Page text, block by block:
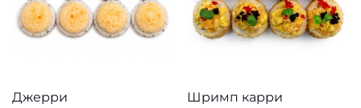
Джерри Шримп карри